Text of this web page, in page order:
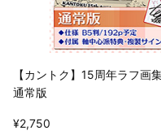
【カントク】15周年ラフ画
通常版
¥2,750